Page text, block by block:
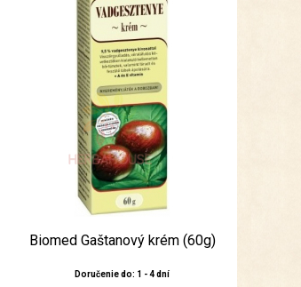
Biomed Gaštanový krém (60g)
Doručenie do: 1 - 4 dní